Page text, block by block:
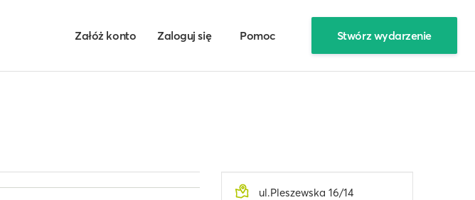
Załóż konto Zaloguj się Pomoc Stwórz wydarzenie
ul.Pleszewska 16/14